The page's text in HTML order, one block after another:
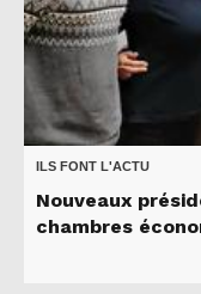
ILS FONT L'ACTU
Nouveaux
chambres